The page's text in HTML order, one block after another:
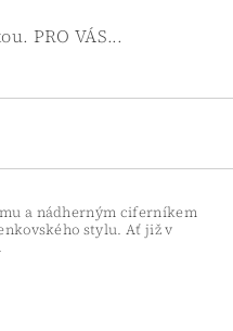
PRO VÁS...
a nádherným ciferníkem
stylu. Ať již v